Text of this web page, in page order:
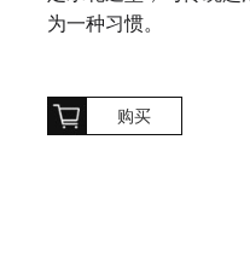
为一种习惯。
购买